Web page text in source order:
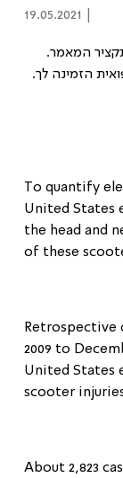
19.05.2021 |
המאמר.
הזמינה לך.
To quantify
United States
the head and
of these
Retrospective
2009 to
United States
scooter
About 2,823